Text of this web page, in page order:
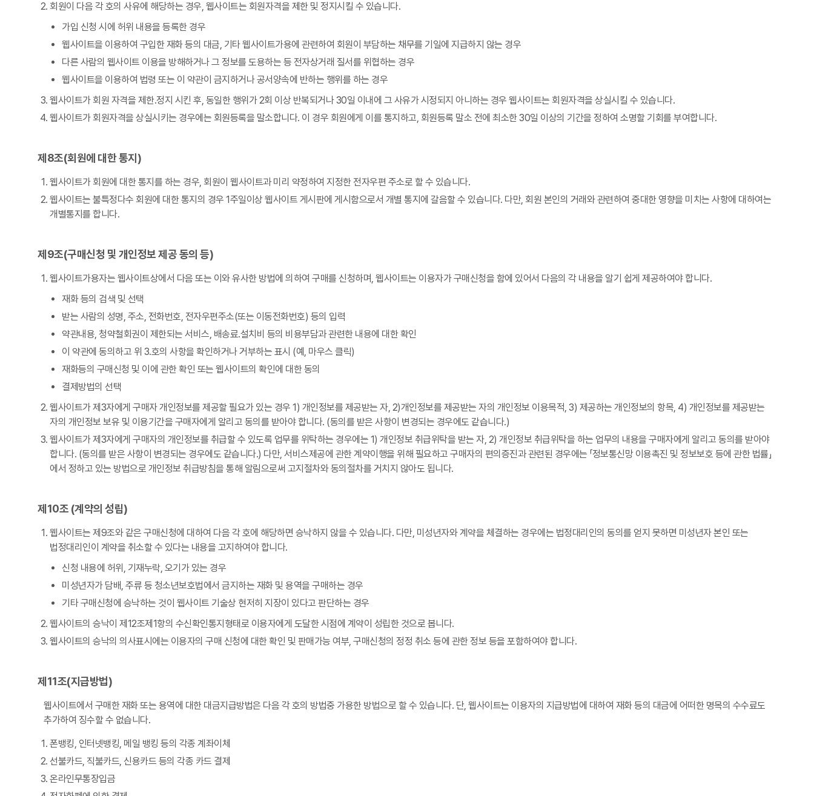
회원이 다음 각 호의 사유에 해당하는 경우, 웹사이트는 회원자격을 제한 및 정지시킬 수 있습니다.
가입 신청 시에 허위 내용을 등록한 경우
웹사이트을 이용하여 구입한 재화 등의 대금, 기타 웹사이트가용에 관련하여 회원이 부담하는 채무를 기일에 지급하지 않는 경우
다른 사람의 웹사이트 이용을 방해하거나 그 정보를 도용하는 등 전자상거래 질서를 위협하는 경우
웹사이트을 이용하여 법령 또는 이 약관이 금지하거나 공서양속에 반하는 행위를 하는 경우
웹사이트가 회원 자격을 제한․정지 시킨 후, 동일한 행위가 2회 이상 반복되거나 30일 이내에 그 사유가 시정되지 아니하는 경우 웹사이트는 회원자격을 상실시킬 수 있습니다.
웹사이트가 회원자격을 상실시키는 경우에는 회원등록을 말소합니다. 이 경우 회원에게 이를 통지하고, 회원등록 말소 전에 최소한 30일 이상의 기간을 정하여 소명할 기회를 부여합니다.
제8조(회원에 대한 통지)
웹사이트가 회원에 대한 통지를 하는 경우, 회원이 웹사이트과 미리 약정하여 지정한 전자우편 주소로 할 수 있습니다.
웹사이트는 불특정다수 회원에 대한 통지의 경우 1주일이상 웹사이트 게시판에 게시함으로서 개별 통지에 갈음할 수 있습니다. 다만, 회원 본인의 거래와 관련하여 중대한 영향을 미치는 사항에 대하여는
개별통지를 합니다.
제9조(구매신청 및 개인정보 제공 동의 등)
웹사이트가용자는 웹사이트상에서 다음 또는 이와 유사한 방법에 의하여 구매를 신청하며, 웹사이트는 이용자가 구매신청을 함에 있어서 다음의 각 내용을 알기 쉽게 제공하여야 합니다.
재화 등의 검색 및 선택
받는 사람의 성명, 주소, 전화번호, 전자우편주소(또는 이동전화번호) 등의 입력
약관내용, 청약철회권이 제한되는 서비스, 배송료․설치비 등의 비용부담과 관련한 내용에 대한 확인
이 약관에 동의하고 위 3.호의 사항을 확인하거나 거부하는 표시 (예, 마우스 클릭)
재화등의 구매신청 및 이에 관한 확인 또는 웹사이트의 확인에 대한 동의
결제방법의 선택
웹사이트가 제3자에게 구매자 개인정보를 제공할 필요가 있는 경우 1) 개인정보를 제공받는 자, 2)개인정보를 제공받는 자의 개인정보 이용목적, 3) 제공하는 개인정보의 항목, 4) 개인정보를 제공받는
자의 개인정보 보유 및 이용기간을 구매자에게 알리고 동의를 받아야 합니다. (동의를 받은 사항이 변경되는 경우에도 같습니다.)
웹사이트가 제3자에게 구매자의 개인정보를 취급할 수 있도록 업무를 위탁하는 경우에는 1) 개인정보 취급위탁을 받는 자, 2) 개인정보 취급위탁을 하는 업무의 내용을 구매자에게 알리고 동의를 받아야
합니다. (동의를 받은 사항이 변경되는 경우에도 같습니다.) 다만, 서비스제공에 관한 계약이행을 위해 필요하고 구매자의 편의증진과 관련된 경우에는 「정보통신망 이용촉진 및 정보보호 등에 관한 법률」
에서 정하고 있는 방법으로 개인정보 취급방침을 통해 알림으로써 고지절차와 동의절차를 거치지 않아도 됩니다.
제10조 (계약의 성립)
웹사이트는 제9조와 같은 구매신청에 대하여 다음 각 호에 해당하면 승낙하지 않을 수 있습니다. 다만, 미성년자와 계약을 체결하는 경우에는 법정대리인의 동의를 얻지 못하면 미성년자 본인 또는
법정대리인이 계약을 취소할 수 있다는 내용을 고지하여야 합니다.
신청 내용에 허위, 기재누락, 오기가 있는 경우
미성년자가 담배, 주류 등 청소년보호법에서 금지하는 재화 및 용역을 구매하는 경우
기타 구매신청에 승낙하는 것이 웹사이트 기술상 현저히 지장이 있다고 판단하는 경우
웹사이트의 승낙이 제12조제1항의 수신확인통지형태로 이용자에게 도달한 시점에 계약이 성립한 것으로 봅니다.
웹사이트의 승낙의 의사표시에는 이용자의 구매 신청에 대한 확인 및 판매가능 여부, 구매신청의 정정 취소 등에 관한 정보 등을 포함하여야 합니다.
제11조(지급방법)
웹사이트에서 구매한 재화 또는 용역에 대한 대금지급방법은 다음 각 호의 방법중 가용한 방법으로 할 수 있습니다. 단, 웹사이트는 이용자의 지급방법에 대하여 재화 등의 대금에 어떠한 명목의 수수료도
추가하여 징수할 수 없습니다.
폰뱅킹, 인터넷뱅킹, 메일 뱅킹 등의 각종 계좌이체
선불카드, 직불카드, 신용카드 등의 각종 카드 결제
온라인무통장입금